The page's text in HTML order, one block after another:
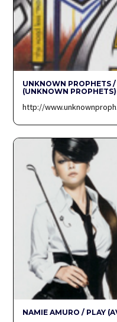
UNKNOWN PROPHETS
(UNKNOWN
http://
NAMIE AMURO / PLAY